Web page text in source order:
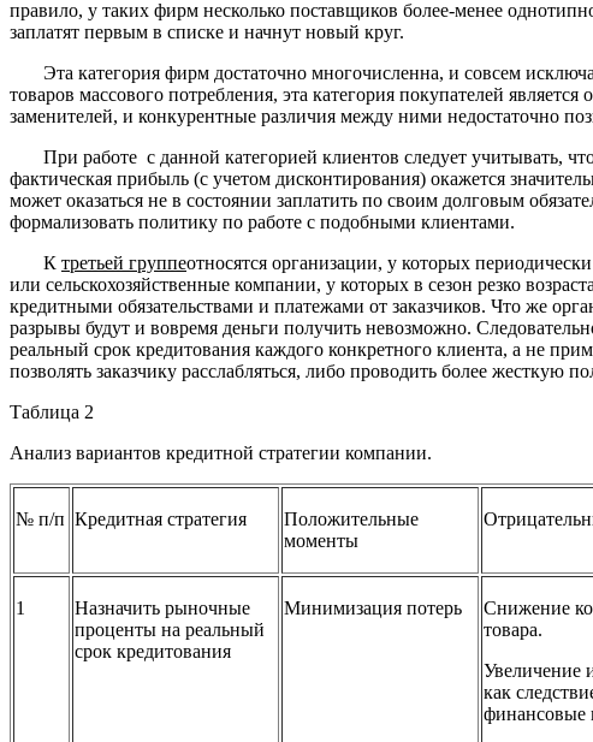
правило, у таких фирм несколько поставщиков более-менее
заплатят первым в списке и начнут новый круг.
Эта категория фирм достаточно многочисленна, и совсем
товаров массового потребления, эта категория покупателей
заменителей, и конкурентные различия между ними недостаточно
При работе с данной категорией клиентов следует учитывать,
фактическая прибыль (с учетом дисконтирования) окажется
может оказаться не в состоянии заплатить по своим долговым
формализовать политику по работе с подобными клиентами.
К третьей группеотносятся организации, у которых
или сельскохозяйственные компании, у которых в сезон резко
кредитными обязательствами и платежами от заказчиков. Что же
разрывы будут и вовремя деньги получить невозможно.
реальный срок кредитования каждого конкретного клиента, а не
позволять заказчику расслабляться, либо проводить более
Таблица 2
Анализ вариантов кредитной стратегии компании.
№ п/п Кредитная стратегия
Положительные
моменты
1
Назначить рыночные
проценты на реальный
срок кредитования
Минимизация потерь
Снижение
товара.
Увеличение
как
финансовые